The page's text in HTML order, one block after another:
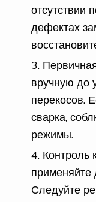
отсутствии
дефектах
вручную до
перекосов.
сварка,
режимы.
Контроль
применяйте
Следуйте